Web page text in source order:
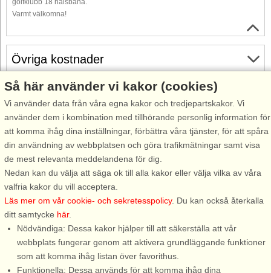
golfklubb 18 hålsbana.
Varmt välkomna!
Om området
Info och öppettider
Övriga kostnader
Gratis avbokning
Gratis avbokning fram till 35 dagar före ankomst. Gäller för
ankomster under perioden 25/7-2026 till 31/12-2027
Se villkor här
Topp-attraktioner i området
Så här använder vi kakor (cookies)
Vi använder data från våra egna kakor och tredjepartskakor. Vi
använder dem i kombination med tillhörande personlig information för
att komma ihåg dina inställningar, förbättra våra tjänster, för att spåra
din användning av webbplatsen och göra trafikmätningar samt visa
de mest relevanta meddelandena för dig.
Nedan kan du välja att säga ok till alla kakor eller välja vilka av våra
valfria kakor du vill acceptera.
Läs mer om vår cookie- och sekretesspolicy. Du kan också återkalla
ditt samtycke här.
Nödvändiga: Dessa kakor hjälper till att säkerställa att vår
webbplats fungerar genom att aktivera grundläggande funktioner
som att komma ihåg listan över favorithus.
Funktionella: Dessa används för att komma ihåg dina